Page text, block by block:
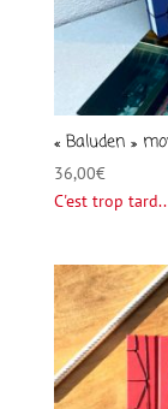
« Baluden »
36,00€
C'est trop